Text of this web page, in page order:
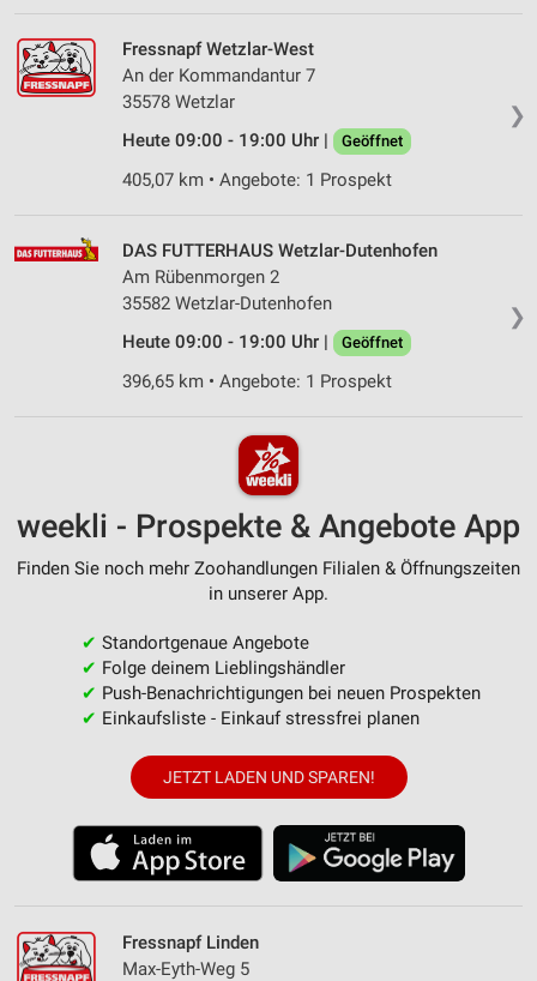
❯
Fressnapf Wetzlar-West
An der Kommandantur 7
35578 Wetzlar
Heute 09:00 - 19:00 Uhr |
Geöffnet
405,07 km • Angebote: 1 Prospekt
❯
DAS FUTTERHAUS Wetzlar-Dutenhofen
Am Rübenmorgen 2
35582 Wetzlar-Dutenhofen
Heute 09:00 - 19:00 Uhr |
Geöffnet
396,65 km • Angebote: 1 Prospekt
weekli - Prospekte & Angebote App
Finden Sie noch mehr Zoohandlungen Filialen & Öffnungszeiten
in unserer App.
✔ Standortgenaue Angebote
✔ Folge deinem Lieblingshändler
✔ Push-Benachrichtigungen bei neuen Prospekten
✔ Einkaufsliste - Einkauf stressfrei planen
JETZT LADEN UND SPAREN!
Fressnapf Linden
Max-Eyth-Weg 5